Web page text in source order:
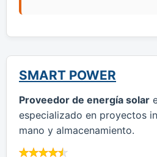
SMART POWER
Proveedor de energía solar
especializado en proyectos
mano y almacenamiento.